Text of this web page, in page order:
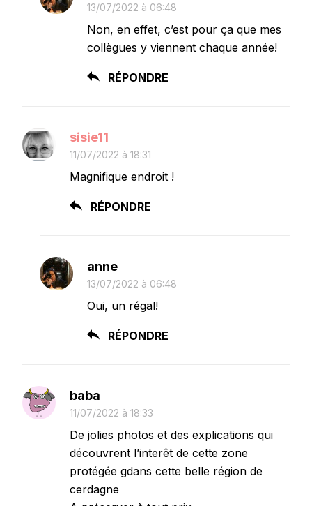
13/07/2022 à 06:48
Non, en effet, c’est pour ça que mes
collègues y viennent chaque année!
RÉPONDRE
sisie11
11/07/2022 à 18:31
Magnifique endroit !
RÉPONDRE
anne
13/07/2022 à 06:48
Oui, un régal!
RÉPONDRE
baba
11/07/2022 à 18:33
De jolies photos et des explications qui
découvrent l’interêt de cette zone
protégée gdans cette belle région de
cerdagne